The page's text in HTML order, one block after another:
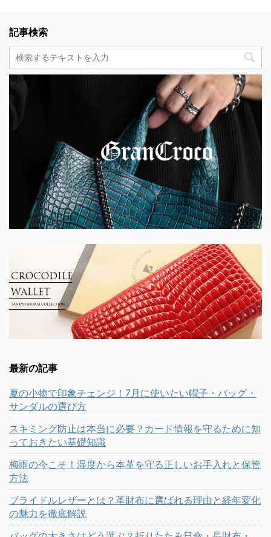
記事検索
最新の記事
夏の小物で印象チェンジ！7月に使いたい帽子・バッグ・
サンダルの選び方
スキミング防止は本当に必要？カード情報を守るために知
っておきたい基礎知識
梅雨の今こそ！湿度から本革を守る正しいお手入れと保管
方法
ブライドルレザーとは？革財布に選ばれる理由と経年変化
の魅力を徹底解説